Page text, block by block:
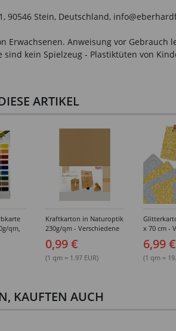
90546 Stein, Deutschland,
Anweisung vor
kein Spielzeug - Plastiktüten von
ARTIKEL
qm,
Kraftkarton in Naturoptik
230g/qm - Verschiedene
Formate
0,99 €
(1 qm = 1.97 EUR)
x 70 cm -
6,99 €
(1 qm =
KAUFTEN AUCH